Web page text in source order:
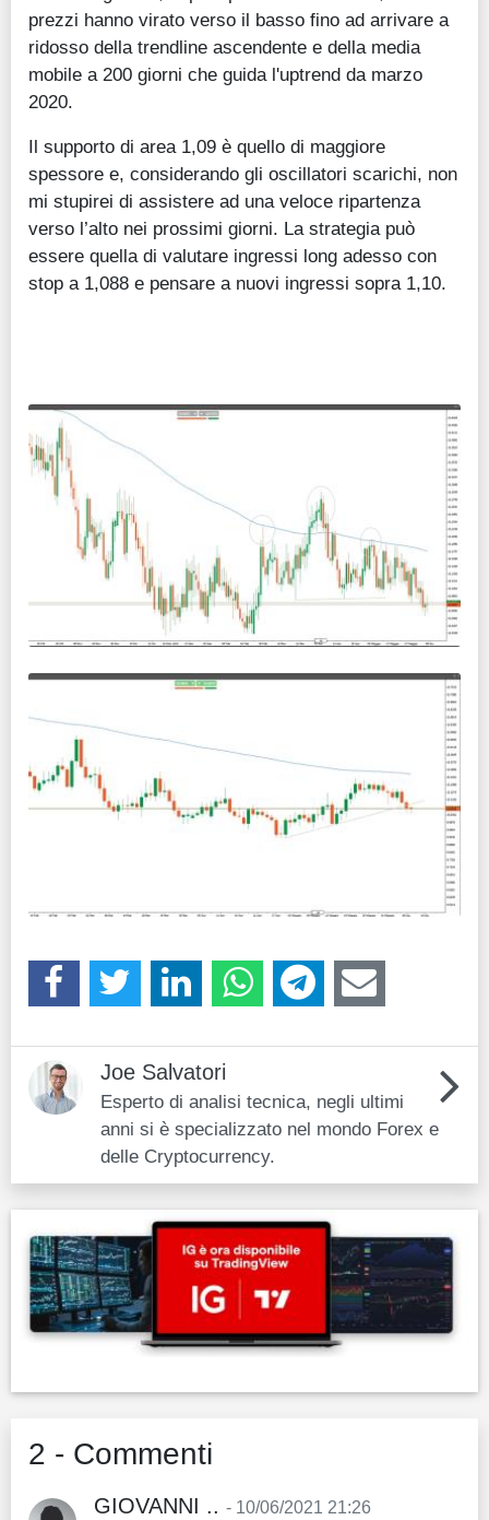
prezzi hanno virato verso il basso fino ad arrivare a
ridosso della trendline ascendente e della media
mobile a 200 giorni che guida l'uptrend da marzo
2020.
Il supporto di area 1,09 è quello di maggiore
spessore e, considerando gli oscillatori scarichi, non
mi stupirei di assistere ad una veloce ripartenza
verso l’alto nei prossimi giorni. La strategia può
essere quella di valutare ingressi long adesso con
stop a 1,088 e pensare a nuovi ingressi sopra 1,10.
Joe Salvatori
Esperto di analisi tecnica, negli ultimi
anni si è specializzato nel mondo Forex e
delle Cryptocurrency.
2 - Commenti
GIOVANNI .. - 10/06/2021 21:26